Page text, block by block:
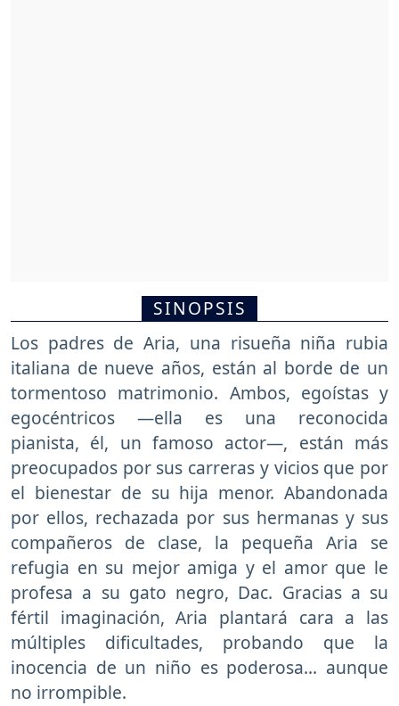
SINOPSIS
Los padres de Aria, una risueña niña rubia
italiana de nueve años, están al borde de un
tormentoso matrimonio. Ambos, egoístas y
egocéntricos —ella es una reconocida
pianista, él, un famoso actor—, están más
preocupados por sus carreras y vicios que por
el bienestar de su hija menor. Abandonada
por ellos, rechazada por sus hermanas y sus
compañeros de clase, la pequeña Aria se
refugia en su mejor amiga y el amor que le
profesa a su gato negro, Dac. Gracias a su
fértil imaginación, Aria plantará cara a las
múltiples dificultades, probando que la
inocencia de un niño es poderosa... aunque
no irrompible.